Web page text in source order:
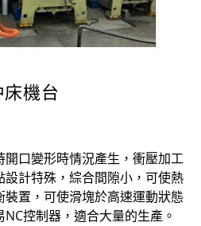
床機台
口變形時情況產生，衝壓加工
計特殊，綜合間隙小，可使熱
置，可使滑塊於高速運動狀態
控制器，適合大量的生產。